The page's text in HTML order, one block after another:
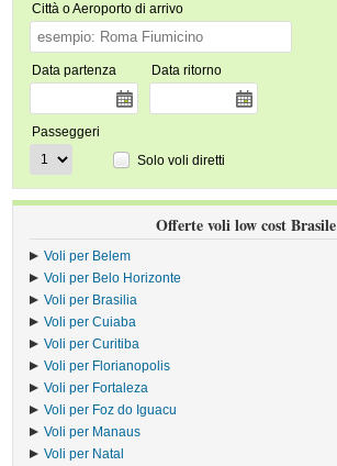
Città o Aeroporto di arrivo
Data partenza Data ritorno
Passeggeri
Solo voli diretti
Offerte voli low cost Brasile
Voli per Belem
Voli per Belo Horizonte
Voli per Brasilia
Voli per Cuiaba
Voli per Curitiba
Voli per Florianopolis
Voli per Fortaleza
Voli per Foz do Iguacu
Voli per Manaus
Voli per Natal